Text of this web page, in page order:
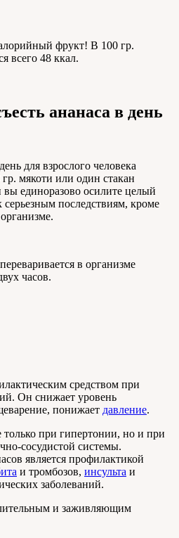
фрукт! В 100 гр.
всего 48 ккал.
ананаса в день
для взрослого человека
мякоти или один стакан
вы единоразово осилите целый
серьезным последствиям, кроме
в организме
часов.
средством при
Он снижает уровень
понижает давление.
только при гипертонии, но и при
сосудистой системы.
является профилактикой
и тромбозов, инсульта и
заболеваний.
и заживляющим